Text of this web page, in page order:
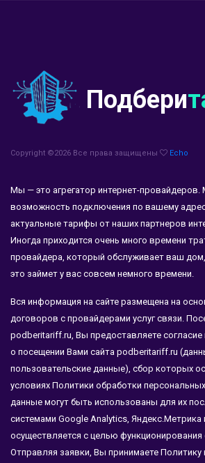
Подбери
Copyright ©2026 Все права защищены Echo
Мы — это агрегатор интернет-
возможность подключения по вашему
актуальные тарифы от наших партнеров
Иногда приходится очень много времени
провайдера, который обслуживает ваш
это займет у вас совсем немного времени.
Вся информация на сайте размещена на
договоров с провайдерами услуг связи.
podberitariff.ru, Вы предоставляете согласие
о посещении Вами сайта podberitariff.ru
пользовательские данные), сбор которых
условиях Политики обработки
данные могут быть использованы для их
системами Google Analytics, Яндекс.Метрика
осуществляется с целью
Отправляя заявки, Вы принимаете Политику